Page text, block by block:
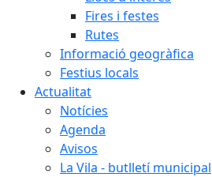
Fires i festes
Rutes
Informació geogràfica
Festius locals
Actualitat
Notícies
Agenda
Avisos
La Vila - butlletí municipal